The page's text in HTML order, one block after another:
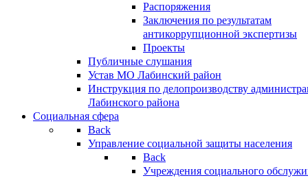
Распоряжения
Заключения по результатам
антикоррупционной экспертизы
Проекты
Публичные слушания
Устав МО Лабинский район
Инструкция по делопроизводству
Лабинского района
Социальная сфера
Back
Управление социальной защиты населения
Back
Учреждения социального